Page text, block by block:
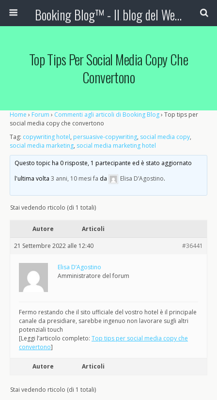
Booking Blog™ - Il blog del Web Marketing Turistico
Top Tips Per Social Media Copy Che
Convertono
Home › Forum › Commenti agli articoli di Booking Blog› Top tips per
social media copy che convertono
Tag: copywriting hotel, persuasive-copywriting, social media copy,
social media marketing, social media marketing hotel
Questo topic ha 0 risposte, 1 partecipante ed è stato aggiornato
l'ultima volta3 anni, 10 mesi fa da Elisa D’Agostino.
Stai vedendo rticolo (di 1 totali)
Autore Articoli
21 Settembre 2022 alle 12:40 #36441
Elisa D’Agostino
Amministratore del forum
Fermo restando che il sito ufficiale del vostro hotel è il principale
canale da presidiare, sarebbe ingenuo non lavorare sugli altri
potenziali touch
[Leggi l’articolo completo: Top tips per social media copy che
convertono]
Autore Articoli
Stai vedendo rticolo (di 1 totali)